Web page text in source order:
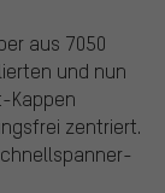
aus 7050
und nun
Kappen
zentriert.